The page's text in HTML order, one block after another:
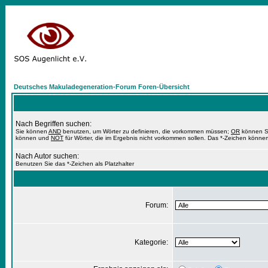
Deutsches Makuladegeneration-Forum Foren-Übersicht
Nach Begriffen suchen:
Sie können AND benutzen, um Wörter zu definieren, die vorkommen müssen; OR können
können und NOT für Wörter, die im Ergebnis nicht vorkommen sollen. Das *-Zeichen
Nach Autor suchen:
Benutzen Sie das *-Zeichen als Platzhalter
Forum:
Kategorie: